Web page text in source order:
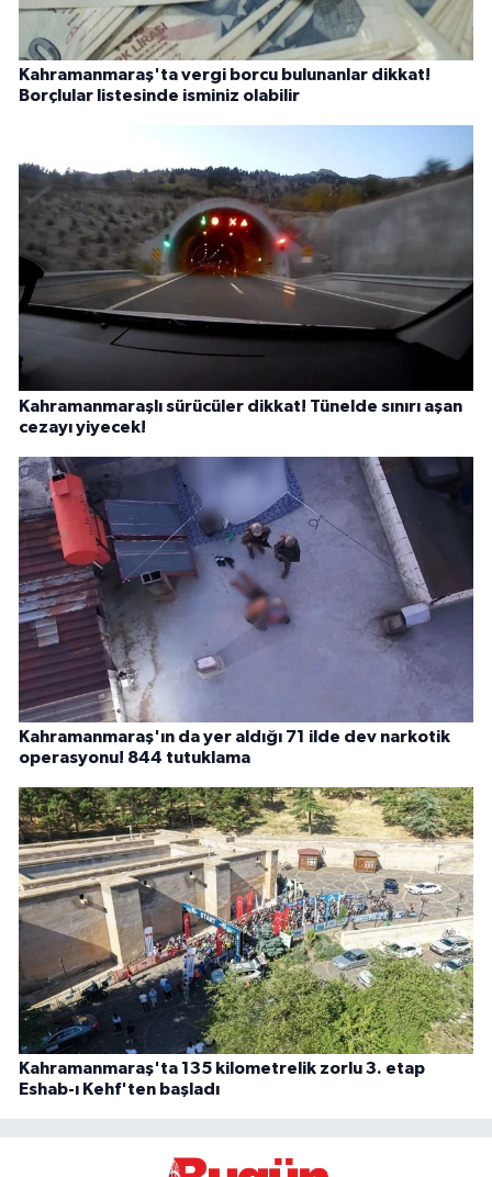
Kahramanmaraş'ta vergi borcu bulunanlar dikkat!
Borçlular listesinde isminiz olabilir
Kahramanmaraşlı sürücüler dikkat! Tünelde sınırı aşan
cezayı yiyecek!
Kahramanmaraş'ın da yer aldığı 71 ilde dev narkotik
operasyonu! 844 tutuklama
Kahramanmaraş'ta 135 kilometrelik zorlu 3. etap
Eshab-ı Kehf'ten başladı